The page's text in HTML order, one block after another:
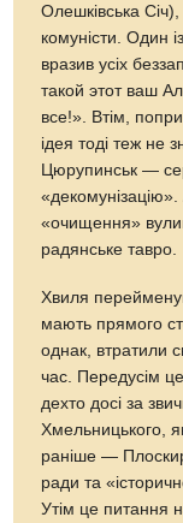
Олешківська
комуністи. Один
вразив усіх
такой этот ваш
все!». Втім, попри
ідея тоді теж не
Цюрупинськ —
«декомунізацію».
«очищення»
радянське тавро.
Хвиля
мають прямого
однак, втратили
час. Передусім
дехто досі за
Хмельницького,
раніше —
ради та
Утiм це питання